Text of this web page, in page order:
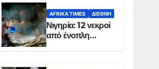
AFRIKA TIMES ΔΙΕΘΝΉ
Νιγηρία: 12 νεκροί
από ένοπλη
επίθεση σε χωριό